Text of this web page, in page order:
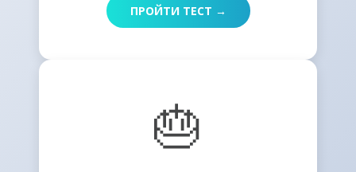
ПРОЙТИ ТЕСТ →
🎂